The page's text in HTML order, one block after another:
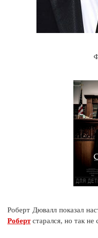
Роберт Дювалл показал
Робертстарался, но так не